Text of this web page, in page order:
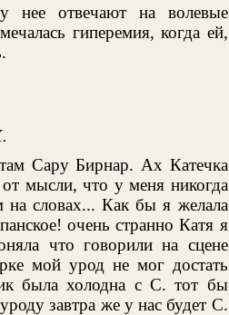
нее отвечают на волевые
гиперемия, когда ей,
Сару Бирнар. Ах Катечка
мысли, что у меня никогда
на словах... Как бы я желала
очень странно Катя я
что говорили на сцене
мой урод не мог достать
была холодна с С. тот бы
завтра же у нас будет С.